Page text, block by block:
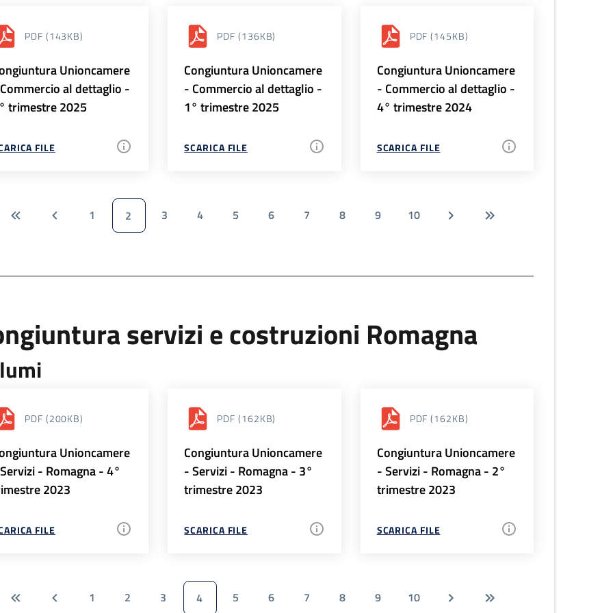
PDF (143KB)
Unioncamere
al dettaglio -
trimestre 2025
FILE
PDF (136KB)
Congiuntura Unioncamere
- Commercio al dettaglio -
1° trimestre 2025
SCARICA FILE
PDF (145KB)
Congiuntura Unioncamere
- Commercio al dettaglio -
4° trimestre 2024
SCARICA FILE
1 2 3 4 5 6 7 8 9 10
servizi e costruzioni Romagna
PDF (200KB)
Unioncamere
- Romagna - 4°
2023
FILE
PDF (162KB)
Congiuntura Unioncamere
- Servizi - Romagna - 3°
trimestre 2023
SCARICA FILE
PDF (162KB)
Congiuntura Unioncamere
- Servizi - Romagna - 2°
trimestre 2023
SCARICA FILE
1 2 3 4 5 6 7 8 9 10